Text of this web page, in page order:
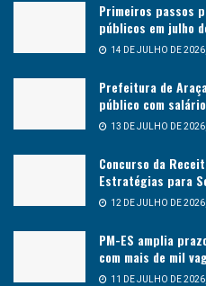
Primeiros passos
públicos em julho
14 DE JULHO DE
Prefeitura de
público com
13 DE JULHO DE
Concurso da
Estratégias para
12 DE JULHO DE
PM-ES amplia
com mais de mil
11 DE JULHO DE